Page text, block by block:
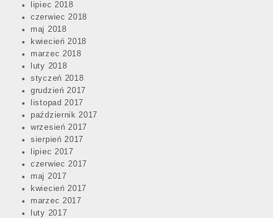
lipiec 2018
czerwiec 2018
maj 2018
kwiecień 2018
marzec 2018
luty 2018
styczeń 2018
grudzień 2017
listopad 2017
październik 2017
wrzesień 2017
sierpień 2017
lipiec 2017
czerwiec 2017
maj 2017
kwiecień 2017
marzec 2017
luty 2017